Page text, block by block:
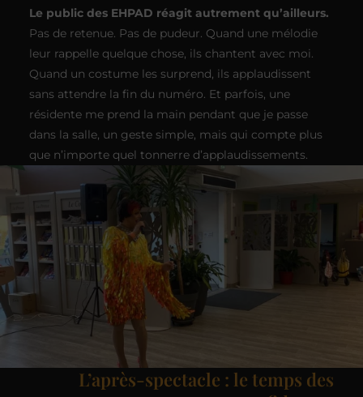
Le public des EHPAD réagit autrement qu’ailleurs.
Pas de retenue. Pas de pudeur. Quand une mélodie
leur rappelle quelque chose, ils chantent avec moi.
Quand un costume les surprend, ils applaudissent
sans attendre la fin du numéro. Et parfois, une
résidente me prend la main pendant que je passe
dans la salle, un geste simple, mais qui compte plus
que n’importe quel tonnerre d’applaudissements.
L’après-spectacle : le temps des